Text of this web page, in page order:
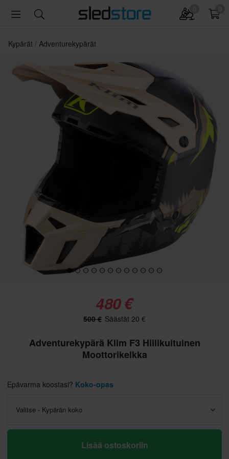
Kypärät Adventurekypärät
480 €
500 € Säästät 20 €
Adventurekypärä Klim F3 Hiilikuituinen
Moottorikelkka
Epävarma koostasi? Koko-opas
Valitse - Kypärän koko
Lisää ostoskoriin